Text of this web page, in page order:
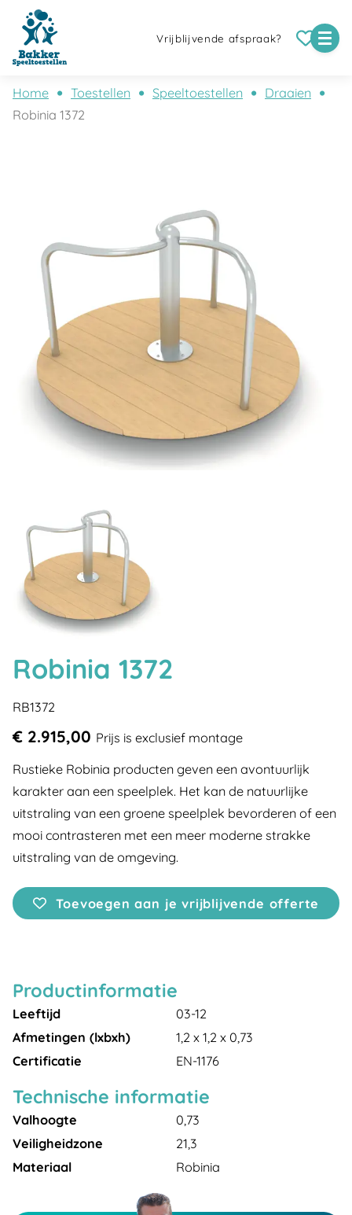
Vrijblijvende afspraak?
Home Toestellen Speeltoestellen
Draaien
Robinia 1372
Robinia 1372
RB1372
€ 2.915,00 Prijs is exclusief montage
Rustieke Robinia producten geven een avontuurlijk
karakter aan een speelplek. Het kan de natuurlijke
uitstraling van een groene speelplek bevorderen of een
mooi contrasteren met een meer moderne strakke
uitstraling van de omgeving.
Toevoegen aan je vrijblijvende offerte
Productinformatie
Leeftijd
03-12
Afmetingen (lxbxh)
1,2 x 1,2 x 0,73
Certificatie
EN-1176
Technische informatie
Valhoogte
0,73
Veiligheidzone
21,3
Materiaal
Robinia